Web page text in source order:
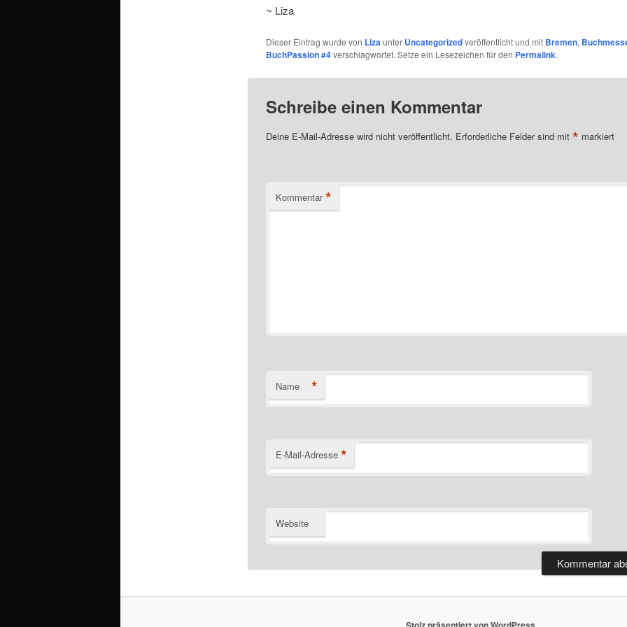
~ Liza
Dieser Eintrag wurde von Lizaunter Uncategorizedveröffentlicht und mit Bremen,
BuchPassion #4verschlagwortet. Setze ein Lesezeichen für den Permalink.
Schreibe einen Kommentar
Deine E-Mail-Adresse wird nicht veröffentlicht. Erforderliche Felder sind mit * markiert
Kommentar *
Name *
E-Mail-Adresse *
Website